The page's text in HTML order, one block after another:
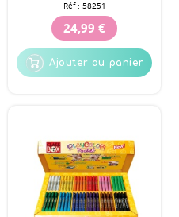
Réf : 58251
24,99 €
Ajouter au panier